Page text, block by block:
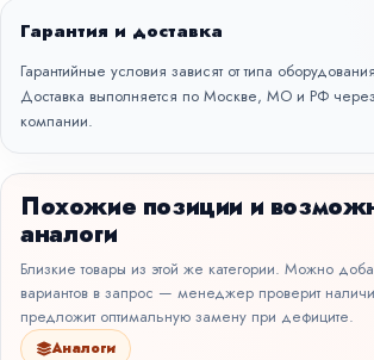
Гарантия и доставка
Гарантийные условия зависят от типа
Доставка выполняется по Москве, МО и РФ через
компании.
Похожие позиции и
аналоги
Близкие товары из этой же категории. Можно
вариантов в запрос — менеджер проверит
предложит оптимальную замену при дефиците.
Аналоги